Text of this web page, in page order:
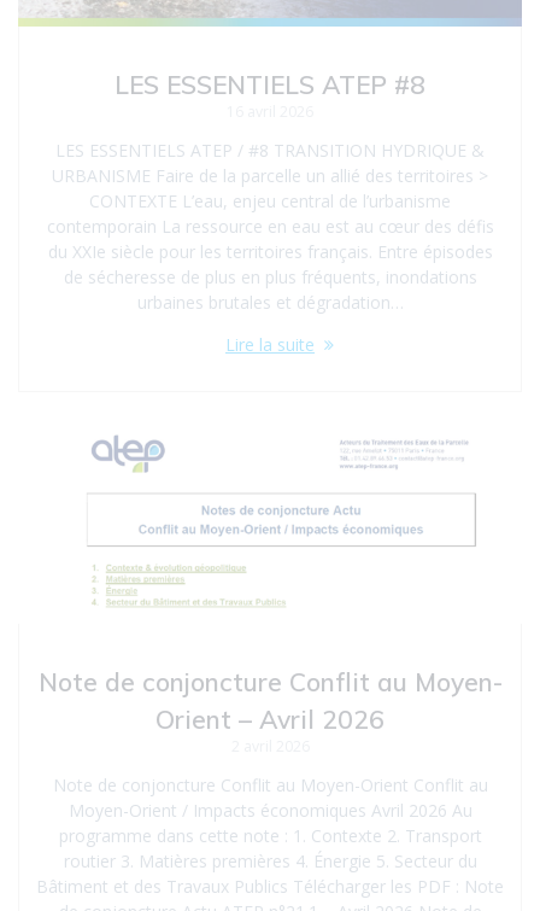
LES ESSENTIELS ATEP #8
LES ESSENTIELS ATEP / #8 TRANSITION HYDRIQUE &
URBANISME Faire de la parcelle un allié des territoires >
CONTEXTE L’eau, enjeu central de l’urbanisme
contemporain La ressource en eau est au cœur des défis
du XXIe siècle pour les territoires français. Entre épisodes
de sécheresse de plus en plus fréquents, inondations
urbaines brutales et dégradation…
Lire la suite
Note de conjoncture Conflit au Moyen-
Orient – Avril 2026
Note de conjoncture Conflit au Moyen-Orient Conflit au
Moyen-Orient / Impacts économiques Avril 2026 Au
programme dans cette note : 1. Contexte 2. Transport
routier 3. Matières premières 4. Énergie 5. Secteur du
Bâtiment et des Travaux Publics Télécharger les PDF : Note